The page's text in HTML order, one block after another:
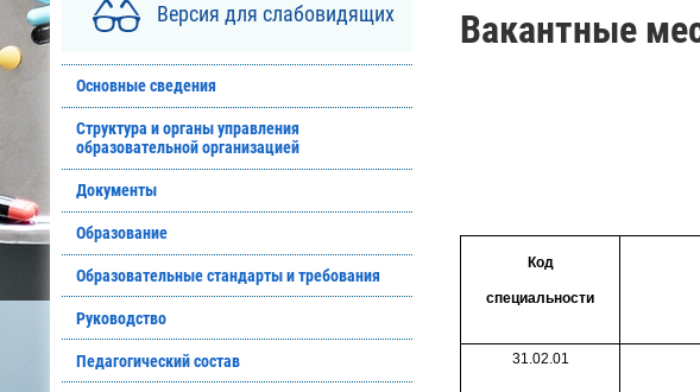
Версия для слабовидящих
Основные сведения
Структура и органы управления
образовательной организацией
Документы
Образование
Образовательные стандарты и требования
Руководство
Педагогический состав
Вакантные
Код
специальности
31.02.01